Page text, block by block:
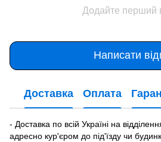
Додайте перший
Написати
Доставка Оплата
- Доставка по всій Україні на
адресно кур'єром до під'їзду чи